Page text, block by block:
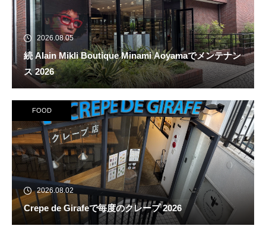
2026.08.05
続 Alain Mikli Boutique Minami Aoyamaでメンテナン
ス 2026
FOOD
2026.08.02
Crepe de Girafeで毎度のクレープ 2026